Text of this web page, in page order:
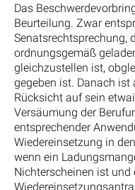
Das
Beurteilung. Zwar
Senatsrechtsprechung,
ordnungsgemäß
gleichzustellen ist,
gegeben ist. Danach
Rücksicht auf sein
Versäumung der
entsprechender
Wiedereinsetzung in
wenn ein
Nichterscheinen ist und